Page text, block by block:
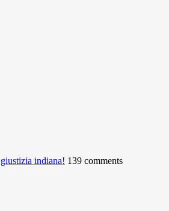
indiana! 139 comments